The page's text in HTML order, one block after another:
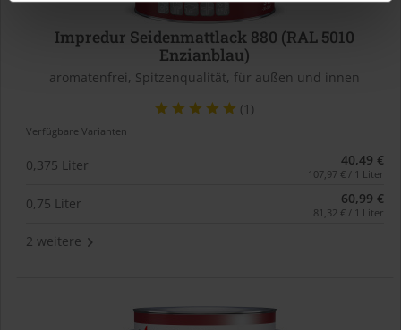
Impredur Seidenmattlack 880 (RAL 5010
Enzianblau)
aromatenfrei, Spitzenqualität, für außen und innen
(1)
Verfügbare Varianten
0,375 Liter 40,49 €
107,97 € / 1 Liter
0,75 Liter 60,99 €
81,32 € / 1 Liter
2 weitere